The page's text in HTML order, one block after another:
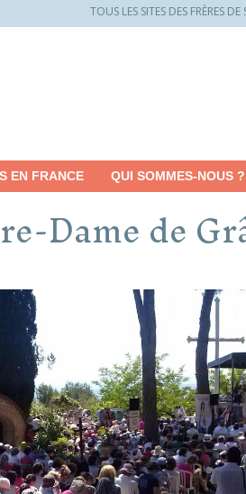
TOUS LES SITES DES FRÈRES
EN FRANCE QUI SOMMES-NOUS ?
Dame de